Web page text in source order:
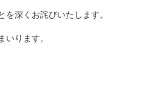
深くお詫びいたします。
いります。